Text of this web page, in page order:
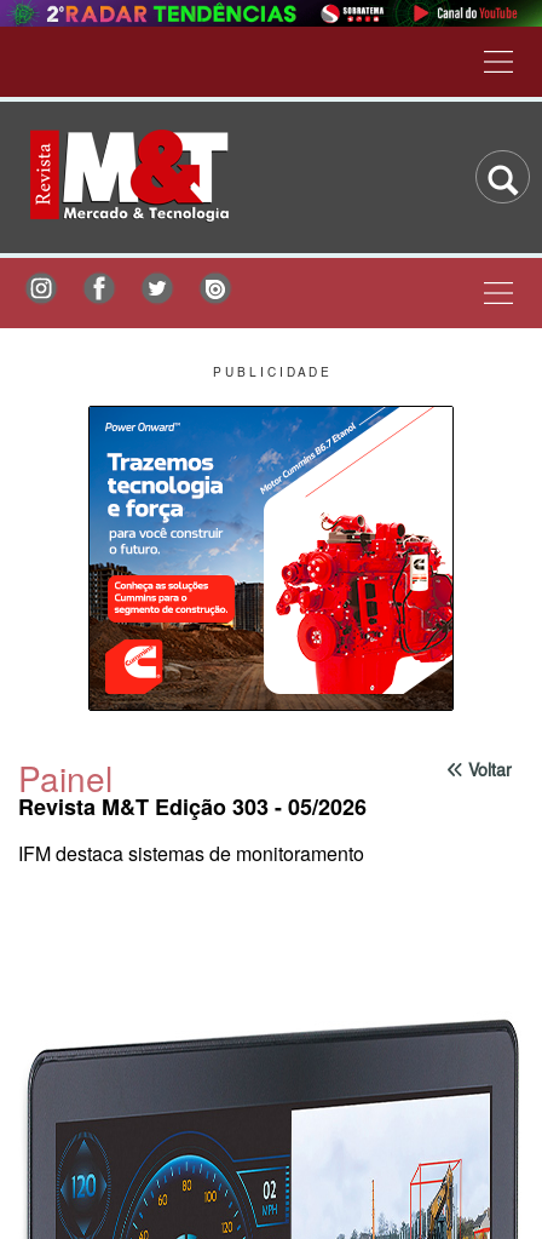
P U B L I C I D A D E
Voltar
Painel
Revista M&T Edição 303 - 05/2026
IFM destaca sistemas de monitoramento